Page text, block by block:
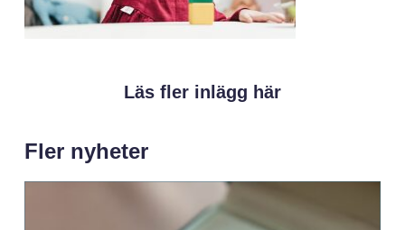
Läs fler inlägg här
Fler nyheter